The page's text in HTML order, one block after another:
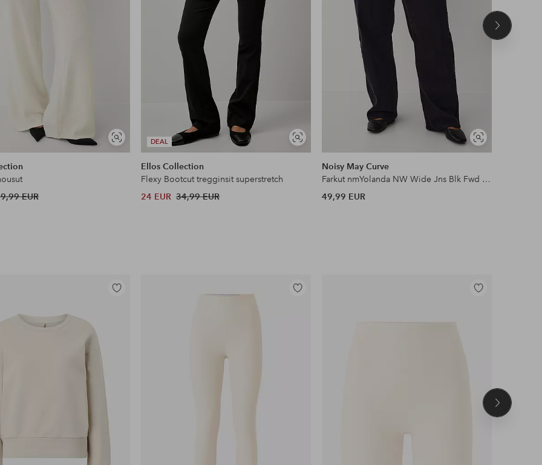
Näytä
samankaltaisia
EUR
DEAL
Näytä
samankaltaisia
Ellos Collection
Flexy Bootcut tregginsit superstretch
24 EUR 34,99 EUR
Näytä
samankaltaisia
Noisy May Curve
Farkut nmYolanda NW Wide Jns Blk Fwd Cur N
49,99 EUR
Seuraava
Lisää
Lisää
Lisää
Seuraava